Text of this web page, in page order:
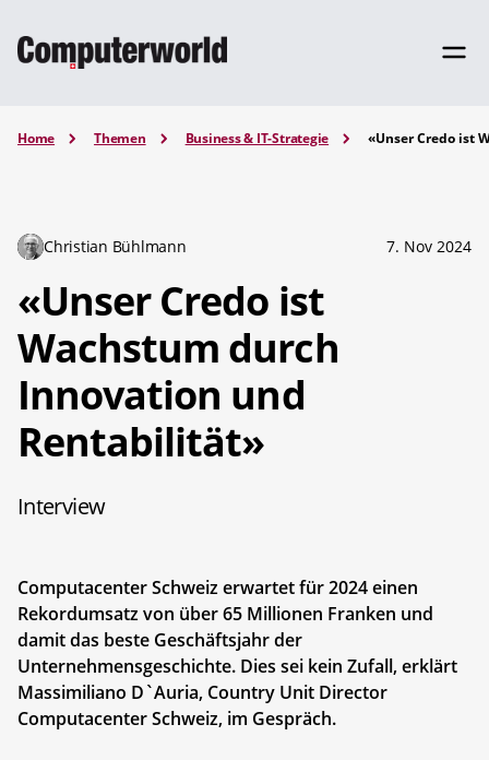
Home Themen Business & IT-Strategie «Unser Credo ist
Christian Bühlmann 7. Nov 2024
«Unser Credo ist
Wachstum durch
Innovation und
Rentabilität»
Interview
Computacenter Schweiz erwartet für 2024 einen
Rekordumsatz von über 65 Millionen Franken und
damit das beste Geschäftsjahr der
Unternehmensgeschichte. Dies sei kein Zufall, erklärt
Massimiliano D`Auria, Country Unit Director
Computacenter Schweiz, im Gespräch.